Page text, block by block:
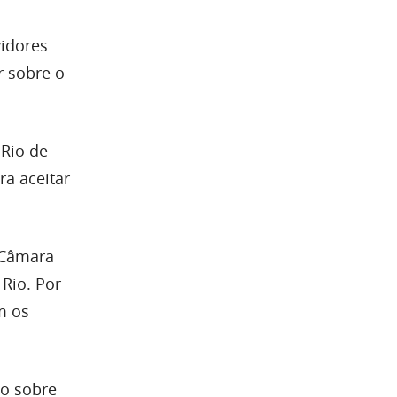
sobre o
de
aceitar
Por
os
sobre